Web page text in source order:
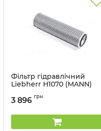
Фільтр гідравлічний
Liebherr H1070 (MANN)
3 896 грн